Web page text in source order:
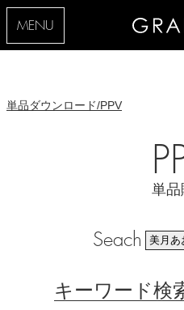
MENU
単品ダウンロード/PPV
単品
Seach
キーワード検